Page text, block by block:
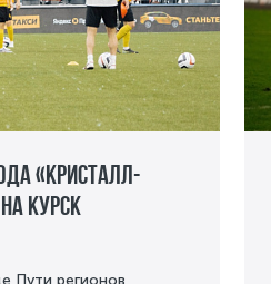
«Кристалл-
Курск
Пути регионов